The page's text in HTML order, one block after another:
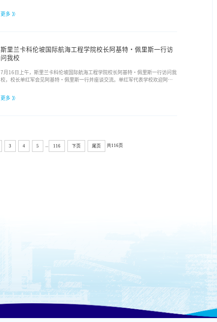
单红军代表学校向参加初任培训班的全体学员表示欢迎，向长期以来关心支持学
更多
斯里兰卡科伦坡国际航海工程学院校长阿基特・佩里斯一行访
问我校
7月16日上午，斯里兰卡科伦坡国际航海工程学院校长阿基特・佩里斯一行访问我
校，校长单红军会见阿基特・佩里斯一行并座谈交流。单红军代表学校欢迎阿基
外校区，双方海事教育合作已持续二十年，在促进区域航运人才培养、文化交
流、科技合作等方面取得了积极成效，双方的合作项目已成为航海教育国际合作
更多
3 4 5 116 下页 尾页 共116页